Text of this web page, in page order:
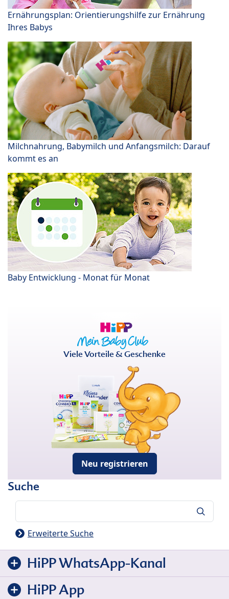
Ernährungsplan: Orientierungshilfe zur Ernährung
Ihres Babys
Milchnahrung, Babymilch und Anfangsmilch: Darauf
kommt es an
Baby Entwicklung - Monat für Monat
Viele Vorteile & Geschenke
Neu registrieren
Suche
Erweiterte Suche
HiPP WhatsApp-Kanal
HiPP App